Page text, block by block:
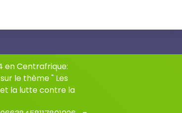
en Centrafrique:
le thème " Les
la lutte contre la